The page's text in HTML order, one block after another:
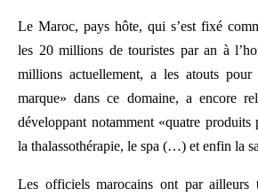
Le Maroc, pays hôte, qui s’est fixé
les 20 millions de touristes par an à
millions actuellement, a les atouts pour
marque» dans ce domaine, a encore
développant notamment «quatre produits
la thalassothérapie, le spa (…) et enfin la
Les officiels marocains ont par ailleurs